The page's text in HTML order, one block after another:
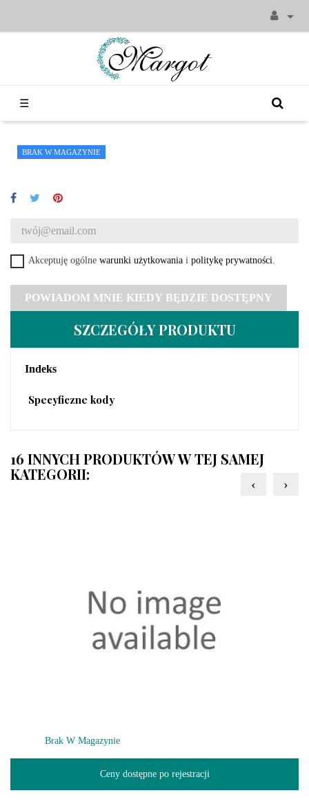

Toggle
☰
BRAK W MAGAZYNIE
Akceptuję ogólne warunki użytkowania i politykę prywatności.
POWIADOM MNIE KIEDY BĘDZIE DOSTĘPNY
SZCZEGÓŁY PRODUKTU
Indeks
Specyficzne kody
16 INNYCH PRODUKTÓW W TEJ SAMEJ
KATEGORII:
Brak W Magazynie
Ceny dostępne po rejestracji
‹ ›